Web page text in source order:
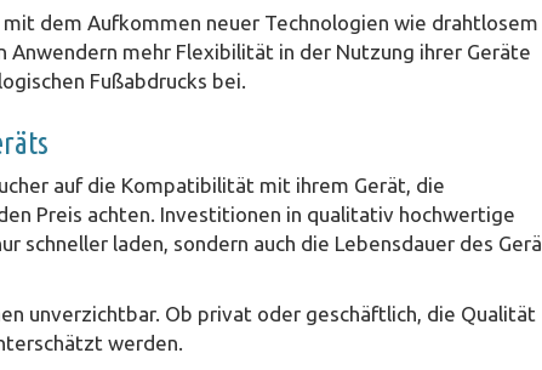
dem Aufkommen neuer Technologien wie drahtlosem
Anwendern mehr Flexibilität in der Nutzung ihrer Geräte
Fußabdrucks bei.
auf die Kompatibilität mit ihrem Gerät, die
Preis achten. Investitionen in qualitativ hochwertige
schneller laden, sondern auch die Lebensdauer des
unverzichtbar. Ob privat oder geschäftlich, die Qualität
werden.